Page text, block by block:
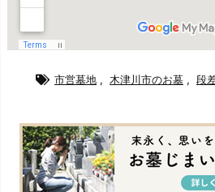
市営墓地 , 木津川市のお墓 , 段